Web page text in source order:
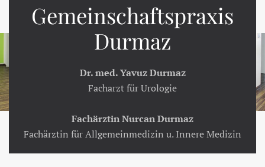
Gemeinschaftspraxis
Durmaz
Dr. med. Yavuz Durmaz
Facharzt für Urologie
Fachärztin Nurcan Durmaz
Fachärztin für Allgemeinmedizin u. Innere Medizin